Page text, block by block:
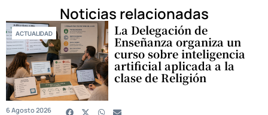
Noticias relacionadas
ACTUALIDAD La Delegación de
Enseñanza organiza un
curso sobre inteligencia
artificial aplicada a la
clase de Religión
6 Agosto 2026